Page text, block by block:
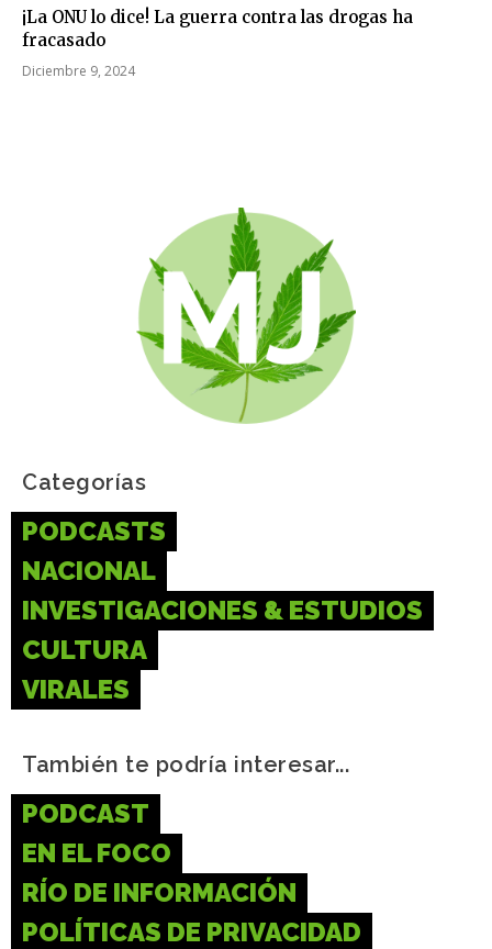
¡La ONU lo dice! La guerra contra las drogas ha
fracasado
Diciembre 9, 2024
Categorías
PODCASTS
NACIONAL
INVESTIGACIONES & ESTUDIOS
CULTURA
VIRALES
También te podría interesar...
PODCAST
EN EL FOCO
RÍO DE INFORMACIÓN
POLÍTICAS DE PRIVACIDAD